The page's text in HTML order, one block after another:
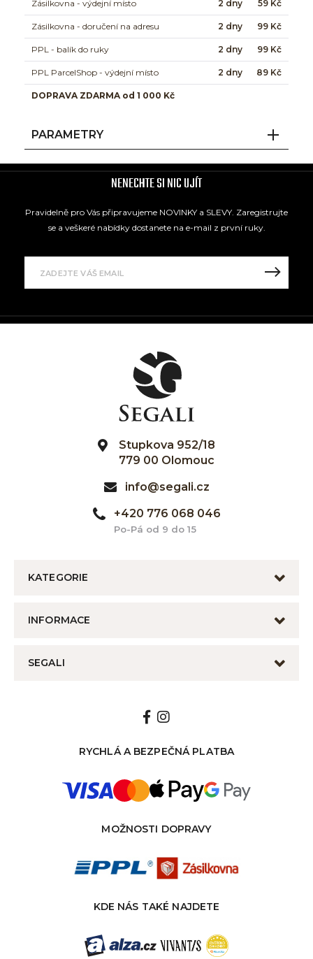
Zásilkovna - výdejní místo 2 dny 59 Kč
Zásilkovna - doručení na adresu 2 dny 99 Kč
PPL - balík do ruky 2 dny 99 Kč
PPL ParcelShop - výdejní místo 2 dny 89 Kč
DOPRAVA ZDARMA od 1 000 Kč
PARAMETRY
NENECHTE SI NIC UJÍT
Pravidelně pro Vás připravujeme NOVINKY a SLEVY. Zaregistrujte
se a veškeré nabídky dostanete na e-mail z první ruky.
Stupkova 952/18
779 00 Olomouc
info@segali.cz
+420 776 068 046
Po-Pá od 9 do 15
KATEGORIE
INFORMACE
SEGALI
RYCHLÁ A BEZPEČNÁ PLATBA
MOŽNOSTI DOPRAVY
KDE NÁS TAKÉ NAJDETE